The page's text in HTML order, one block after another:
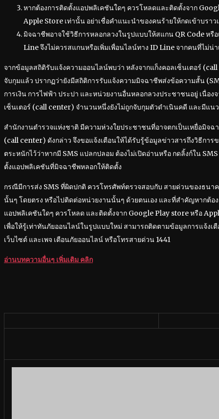
หากต้องการติดตั้งแอปพลิเคชันใดๆ ควรโหลดและติดตั้งจาก
Apple Store เท่านั้น อย่าเชื่อคำแนะนำของคนร้ายให้กดเข้าบราว
มิจฉาชีพอาจใช้วิธีการหลอกลวงในรูปแบบให้สแกน QR Code หรื
Line จึงไม่ควรสแกนหรือเพิ่มเพื่อนไลน์ทาง ID Line จากคนที่ไม่น่า
จากข้อมูลสถิติรับแจ้งความออนไลน์พบว่า หลังจากแก็งคอลเซ็นเตอร์
จับกุมแล้ว ปรากฏว่ายังมีสถิติการรับแจ้งความมิจฉาชีพส่งข้อความสั้น
การเงิน การไฟฟ้า ประปา และหน่วยงานอื่นหลอกลวงประชาชนอยู่ เนื่อง
เซ็นเตอร์ (call center) จำนวนหนึ่งยังไม่ถูกจับกุมตัวดำเนินคดี และมีแน
สำนักงานตำรวจแห่งชาติ มีความห่วงใยประชาชนที่อาจตกเป็นเหยื่อมิจฉ
(call center) ดังกล่าว จึงขอแจ้งเตือนให้ได้รับรู้ข้อมูลข่าวสารถึงวิธีการ
ตระหนักไว้ว่าหากมี SMS แปลกปลอม ต้องไม่เปิดอ่านหรือ กดลิ้งก์ใน
ตั้งแอปพลิเคชันที่มิจฉาชีพหลอกให้ติดตั้ง
กรณีมีการส่ง SMS ที่ผิดปกติ ควรโทรศัพท์ตรวจสอบกับ สายด่วนของธนา
นั้นๆ โดยตรง หรือไปติดต่อหน่วยงานนั้นๆ ด้วยตนเอง และที่สำคัญหากต้อ
แอปพลิเคชันใดๆ ควรโหลด และติดตั้งจาก Google Play store หรือ
เพื่อให้รู้เท่าทันภัยออนไลน์ในรูปแบบใหม่ สามารถติดตามข้อมูลการแจ้งเ
เว็บไซต์ และเพจ เตือนภัยออนไลน์ หรือโทรสายด่วน 1441
อ่านบทความอื่นๆ เพิ่มเติม คลิก